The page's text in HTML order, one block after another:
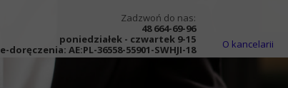
O kancelarii
Zadzwoń do nas:
48 664-69-96
poniedziałek - czwartek 9-15
e-doręczenia: AE:PL-36558-55901-SWHJI-18